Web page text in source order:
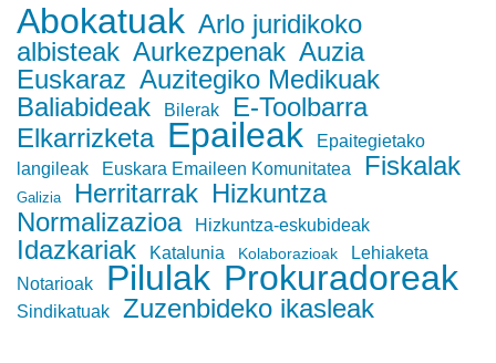
Abokatuak Arlo juridikoko
albisteak Aurkezpenak Auzia
Euskaraz Auzitegiko Medikuak
Baliabideak
Bilerak
E-Toolbarra
Elkarrizketa Epaileak
Epaitegietako
langileak
Euskara Emaileen Komunitatea Fiskalak
Galizia Herritarrak Hizkuntza
Normalizazioa
Hizkuntza-eskubideak
Idazkariak Katalunia Kolaborazioak
Lehiaketa
Notarioak
Pilulak Prokuradoreak
Sindikatuak Zuzenbideko ikasleak